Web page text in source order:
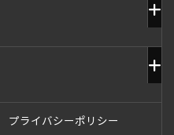
プライバシーポリシー